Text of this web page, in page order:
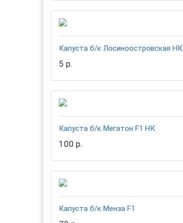
Капуста б/к Лосиноостровская НК
5 р.
Капуста б/к Мегатон F1 НК
100 р.
Капуста б/к Менза F1